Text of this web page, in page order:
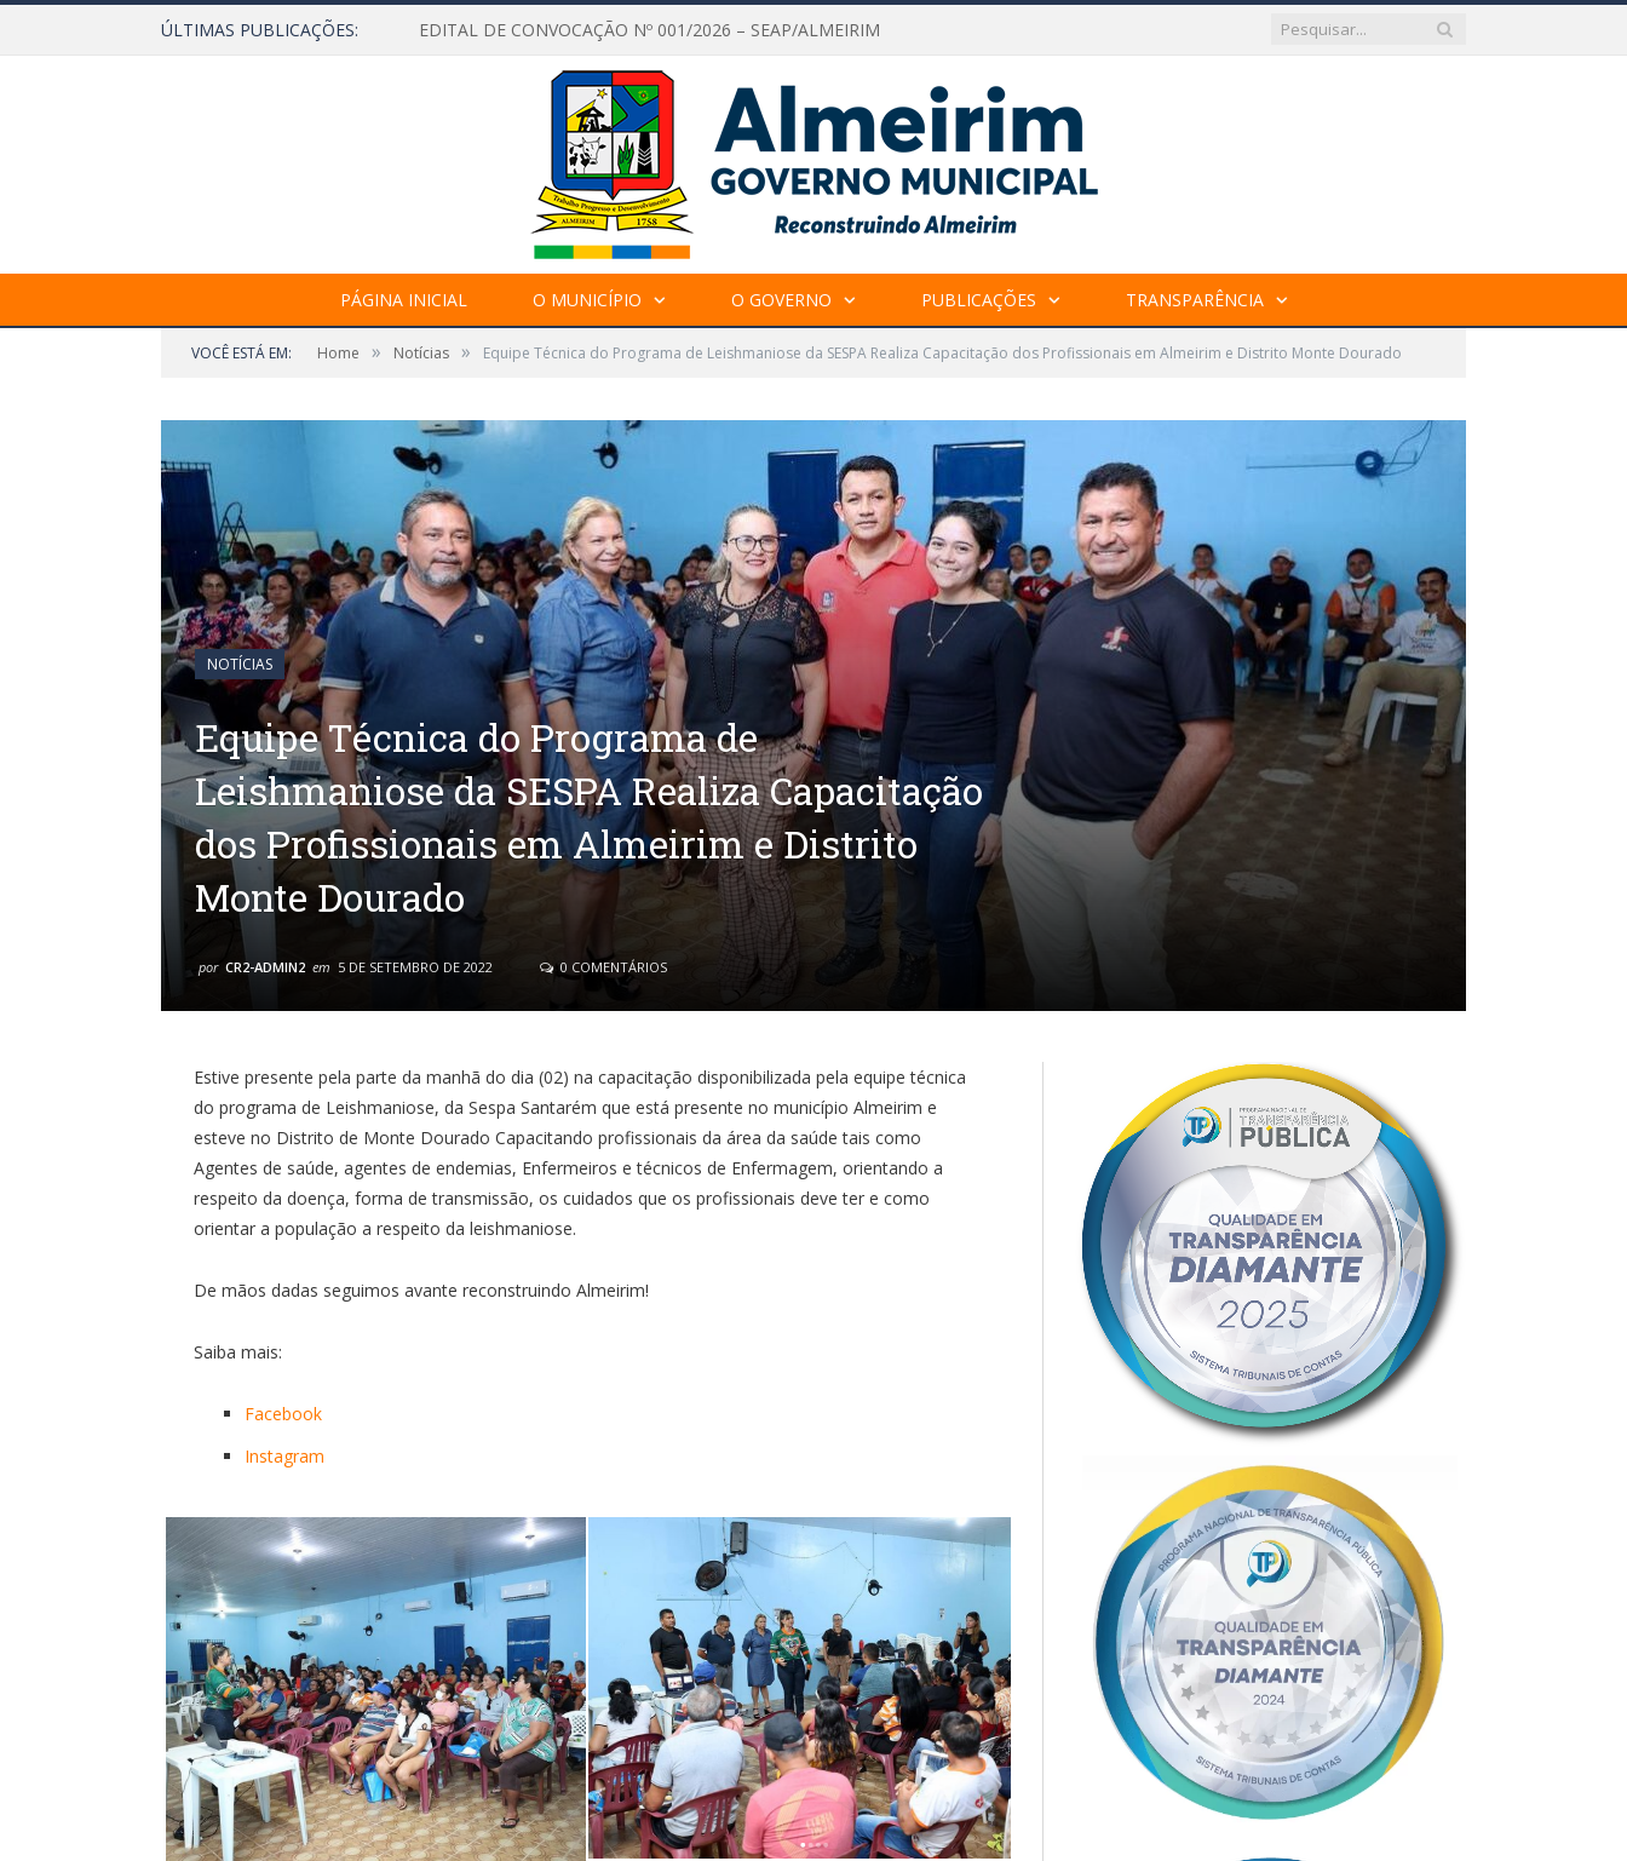
ÚLTIMAS PUBLICAÇÕES: EDITAL DE CONVOCAÇÃO Nº 001/2026 – SEAP/ALMEIRIM
PÁGINA INICIAL O MUNICÍPIO O GOVERNO PUBLICAÇÕES TRANSPARÊNCIA
VOCÊ ESTÁ EM: Home » Notícias » Equipe Técnica do Programa de Leishmaniose da SESPA Realiza Capacitação dos Profissionais em Almeirim e Distrito Monte Dourado
NOTÍCIAS
Equipe Técnica do Programa de
Leishmaniose da SESPA Realiza Capacitação
dos Profissionais em Almeirim e Distrito
Monte Dourado
por CR2-ADMIN2 em 5 DE SETEMBRO DE 2022 0 COMENTÁRIOS
Estive presente pela parte da manhã do dia (02) na capacitação disponibilizada pela equipe técnica
do programa de Leishmaniose, da Sespa Santarém que está presente no município Almeirim e
esteve no Distrito de Monte Dourado Capacitando profissionais da área da saúde tais como
Agentes de saúde, agentes de endemias, Enfermeiros e técnicos de Enfermagem, orientando a
respeito da doença, forma de transmissão, os cuidados que os profissionais deve ter e como
orientar a população a respeito da leishmaniose.
De mãos dadas seguimos avante reconstruindo Almeirim!
Saiba mais:
Facebook
Instagram